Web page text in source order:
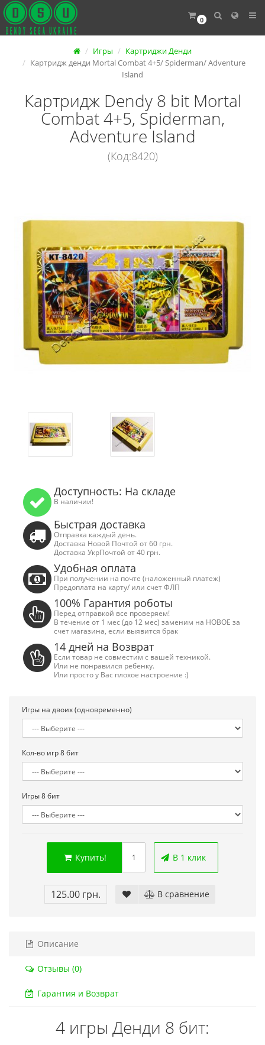
0
качество!)
1 250.00 грн.
79 отзывов
2 445.00
Игры
Картриджи Денди
Картридж денди Mortal Combat 4+5/ Spiderman/ Adventure
Island
Картридж Dendy 8 bit Mortal
Combat 4+5, Spiderman,
Adventure Island
(Код:8420)
Доступность: На складе
В наличии!
Быстрая доставка
Отправка каждый день.
Доставка Новой Почтой от 60 грн.
Доставка УкрПочтой от 40 грн.
Удобная оплата
При получении на почте (наложенный платеж)
Предоплата на карту/ или счет ФЛП
100% Гарантия роботы
Перед отправкой все проверяем!
В течение от 1 мес (до 12 мес) заменим на НОВОЕ за
счет магазина, если выявится брак
14 дней на Возврат
Если товар не совместим с вашей техникой.
Или не понравился ребенку.
Или просто у Вас плохое настроение :)
Игры на двоих (одновременно)
Кол-во игр 8 бит
Игры 8 бит
Купить! В 1 клик
125.00 грн. В сравнение
Описание
Отзывы (0)
Гарантия и Возврат
4 игры Денди 8 бит: